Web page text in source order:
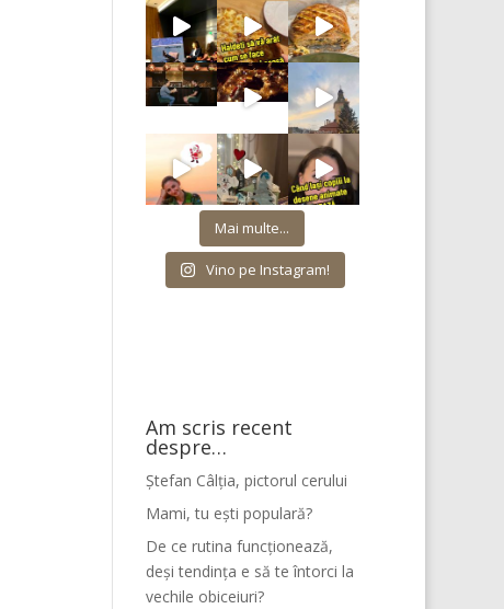
Mai multe...
Vino pe Instagram!
Am scris recent
despre…
Ștefan Câlția, pictorul cerului
Mami, tu ești populară?
De ce rutina funcționează,
deși tendința e să te întorci la
vechile obiceiuri?